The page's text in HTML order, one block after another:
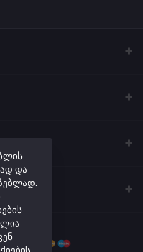
და